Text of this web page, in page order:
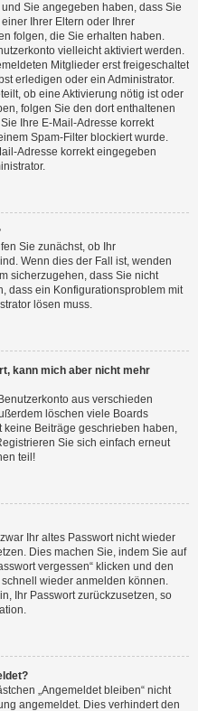
Sie angegeben haben, dass Sie
Ihrer Eltern oder Ihrer
folgen, die Sie erhalten haben.
vielleicht aktiviert werden.
Mitglieder erst freigeschaltet
erledigen oder ein Administrator.
ob eine Aktivierung nötig ist oder
folgen Sie den dort enthaltenen
Ihre E-Mail-Adresse korrekt
Spam-Filter blockiert wurde.
Adresse korrekt eingegeben
Sie zunächst, ob Ihr
Wenn dies der Fall ist, wenden
sicherzugehen, dass Sie nicht
dass ein Konfigurationsproblem mit
lösen muss.
kann mich aber nicht mehr
aus verschieden
löschen viele Boards
keine Beiträge geschrieben haben,
Sie sich einfach erneut
teil!
Ihr altes Passwort nicht wieder
Dies machen Sie, indem Sie auf
vergessen“ klicken und den
wieder anmelden können.
Ihr Passwort zurückzusetzen, so
„Angemeldet bleiben“ nicht
angemeldet. Dies verhindert den